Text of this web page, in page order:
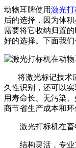
动物耳牌使用激光
后的选择，因为体
需要将它收纳归置
好的选择。下面我们
将激光标记技术
久性识别，还可以
用寿命长、无污染
商节省生产成本和
激光打标机在畜
结构灵活，专业